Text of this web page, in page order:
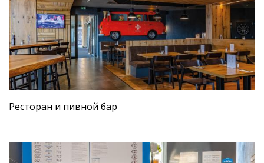
Ресторан и пивной бар